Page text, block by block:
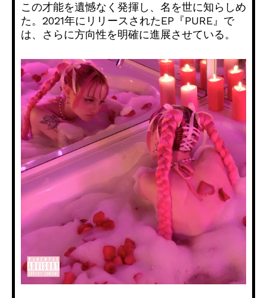
この才能を遺憾なく発揮し、名を世に知らしめ
た。2021年にリリースされたEP『PURE』で
は、さらに方向性を明確に進展させている。